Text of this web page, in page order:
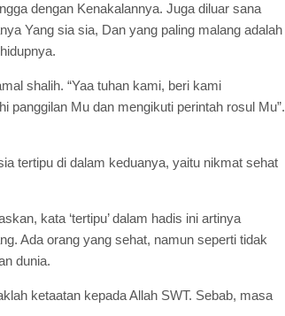
dengan Kenakalannya. Juga diluar sana
Yang sia sia, Dan yang paling malang adalah
shalih. “Yaa tuhan kami, beri kami
Mu dan mengikuti perintah rosul Mu”.
tertipu di dalam keduanya, yaitu nikmat sehat
kata ‘tertipu’ dalam hadis ini artinya
Ada orang yang sehat, namun seperti tidak
dunia.
ketaatan kepada Allah SWT. Sebab, masa